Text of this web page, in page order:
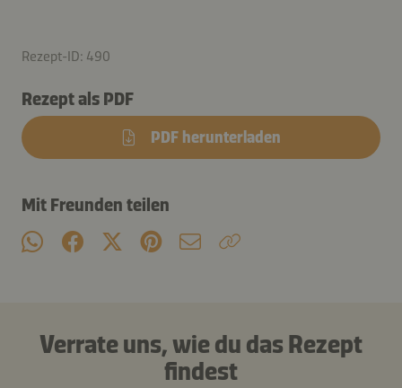
Rezept-ID: 490
Rezept als PDF
PDF herunterladen
Mit Freunden teilen
Verrate uns, wie du das Rezept
findest